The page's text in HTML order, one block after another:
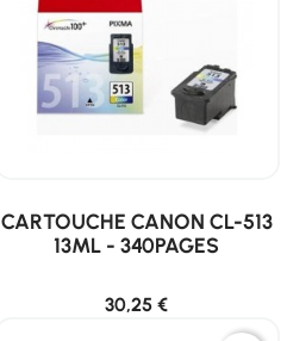
CARTOUCHE CANON CL-513
13ML - 340PAGES
30,25 €